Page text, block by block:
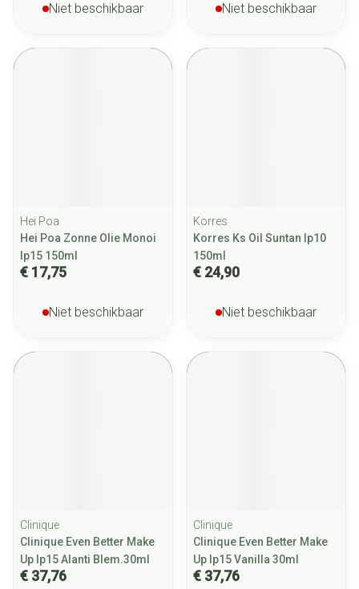
Niet beschikbaar Niet beschikbaar
Hei Poa
Hei Poa Zonne Olie Monoi
Ip15 150ml
€ 17,75
Niet beschikbaar
Korres
Korres Ks Oil Suntan Ip10
150ml
€ 24,90
Niet beschikbaar
Clinique
Clinique Even Better Make
Up Ip15 Alanti Blem.30ml
€ 37,76
Clinique
Clinique Even Better Make
Up Ip15 Vanilla 30ml
€ 37,76